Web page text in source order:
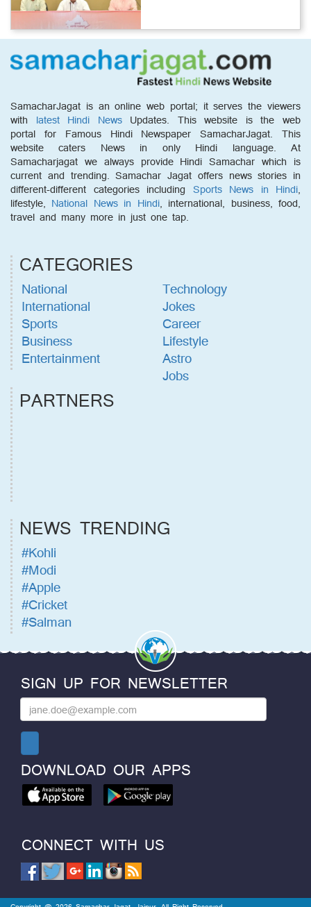
SamacharJagat is an online web portal; it serves the viewers
with latest Hindi NewsUpdates. This website is the web
portal for Famous Hindi Newspaper SamacharJagat. This
website caters News in only Hindi language. At
Samacharjagat we always provide Hindi Samachar which is
current and trending. Samachar Jagat offers news stories in
different-different categories including Sports News in Hindi,
lifestyle, National News in Hindi, international, business, food,
travel and many more in just one tap.
CATEGORIES
National
International
Sports
Business
Entertainment
Technology
Jokes
Career
Lifestyle
Astro
Jobs
PARTNERS
NEWS TRENDING
#Kohli
#Modi
#Apple
#Cricket
#Salman
SIGN UP FOR NEWSLETTER
DOWNLOAD OUR APPS
CONNECT WITH US